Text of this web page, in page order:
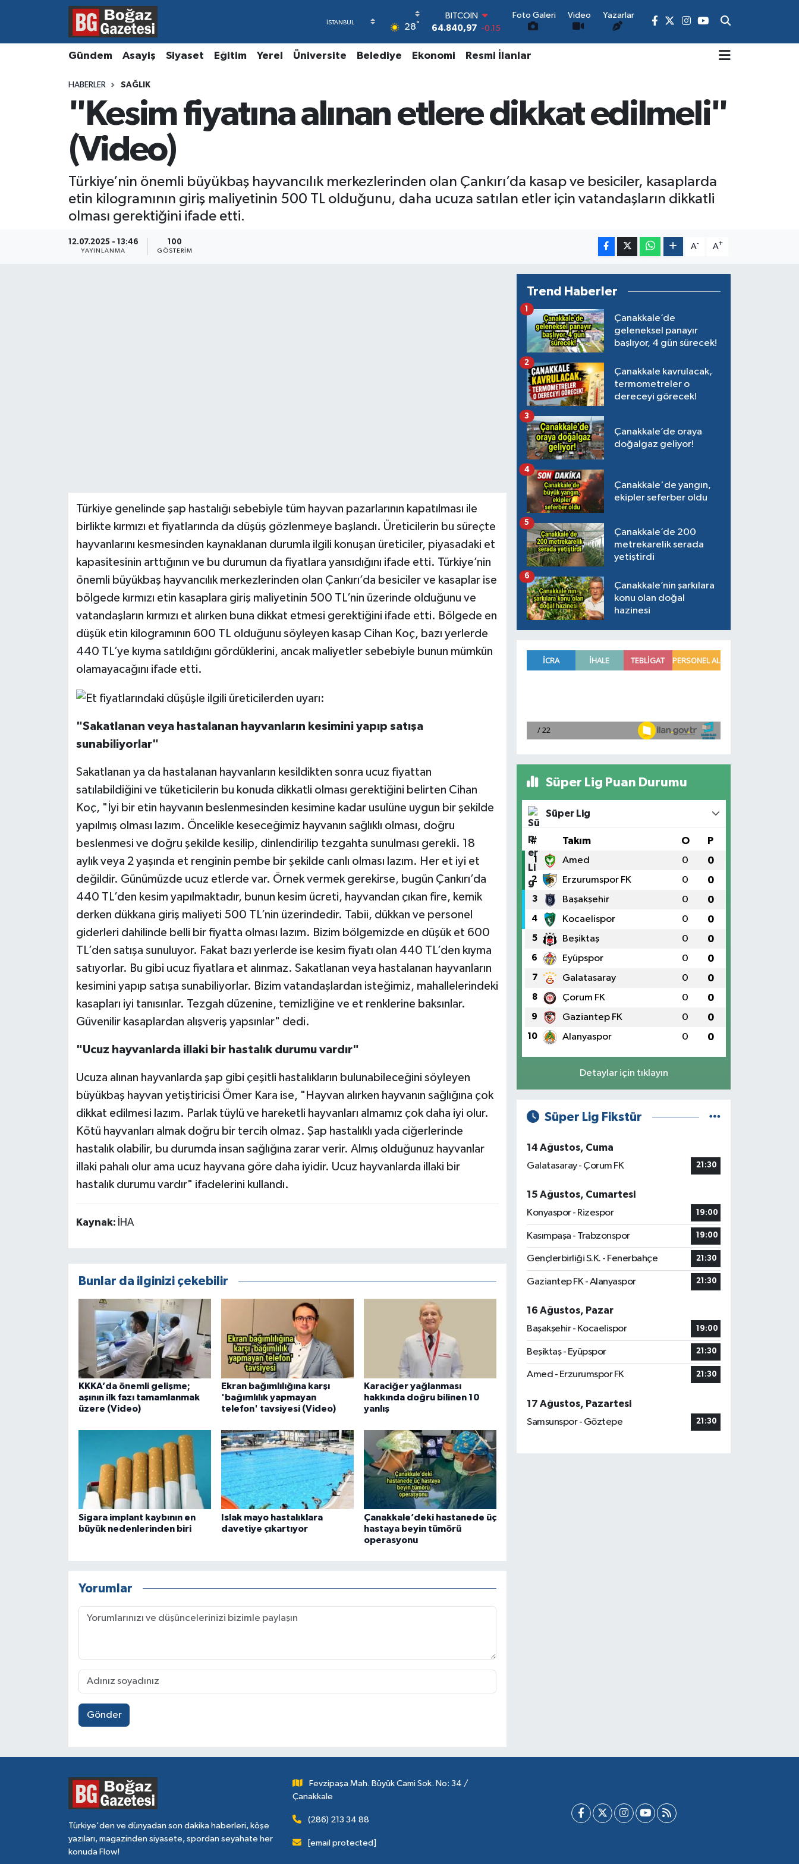
28°
BITCOIN
64.840,97 -0.15
47,7436 0.18
GRAM ALTIN
6660.55
Foto Galeri Video Yazarlar
Gündem Asayiş Siyaset Eğitim Yerel Üniversite Belediye Ekonomi Resmi İlanlar
HABERLER SAĞLIK
"Kesim fiyatına alınan etlere dikkat edilmeli"
(Video)
Türkiye’nin önemli büyükbaş hayvancılık merkezlerinden olan Çankırı’da kasap ve besiciler, kasaplarda
etin kilogramının giriş maliyetinin 500 TL olduğunu, daha ucuza satılan etler için vatandaşların dikkatli
olması gerektiğini ifade etti.
12.07.2025 - 13:46
YAYINLANMA
100
GÖSTERIM
A- A+
Türkiye genelinde şap hastalığı sebebiyle tüm hayvan pazarlarının kapatılması ile
birlikte kırmızı et fiyatlarında da düşüş gözlenmeye başlandı. Üreticilerin bu süreçte
hayvanlarını kesmesinden kaynaklanan durumla ilgili konuşan üreticiler, piyasadaki et
kapasitesinin arttığının ve bu durumun da fiyatlara yansıdığını ifade etti. Türkiye’nin
önemli büyükbaş hayvancılık merkezlerinden olan Çankırı’da besiciler ve kasaplar ise
bölgede kırmızı etin kasaplara giriş maliyetinin 500 TL’nin üzerinde olduğunu ve
vatandaşların kırmızı et alırken buna dikkat etmesi gerektiğini ifade etti. Bölgede en
düşük etin kilogramının 600 TL olduğunu söyleyen kasap Cihan Koç, bazı yerlerde
440 TL’ye kıyma satıldığını gördüklerini, ancak maliyetler sebebiyle bunun mümkün
olamayacağını ifade etti.
"Sakatlanan veya hastalanan hayvanların kesimini yapıp satışa
sunabiliyorlar"
Sakatlanan ya da hastalanan hayvanların kesildikten sonra ucuz fiyattan
satılabildiğini ve tüketicilerin bu konuda dikkatli olması gerektiğini belirten Cihan
Koç, "İyi bir etin hayvanın beslenmesinden kesimine kadar usulüne uygun bir şekilde
yapılmış olması lazım. Öncelikle keseceğimiz hayvanın sağlıklı olması, doğru
beslenmesi ve doğru şekilde kesilip, dinlendirilip tezgahta sunulması gerekli. 18
aylık veya 2 yaşında et renginin pembe bir şekilde canlı olması lazım. Her et iyi et
değildir. Günümüzde ucuz etlerde var. Örnek vermek gerekirse, bugün Çankırı’da
440 TL’den kesim yapılmaktadır, bunun kesim ücreti, hayvandan çıkan fire, kemik
derken dükkana giriş maliyeti 500 TL’nin üzerindedir. Tabii, dükkan ve personel
giderleri dahilinde belli bir fiyatta olması lazım. Bizim bölgemizde en düşük et 600
TL’den satışa sunuluyor. Fakat bazı yerlerde ise kesim fiyatı olan 440 TL’den kıyma
satıyorlar. Bu gibi ucuz fiyatlara et alınmaz. Sakatlanan veya hastalanan hayvanların
kesimini yapıp satışa sunabiliyorlar. Bizim vatandaşlardan isteğimiz, mahallelerindeki
kasapları iyi tanısınlar. Tezgah düzenine, temizliğine ve et renklerine baksınlar.
Güvenilir kasaplardan alışveriş yapsınlar" dedi.
"Ucuz hayvanlarda illaki bir hastalık durumu vardır"
Ucuza alınan hayvanlarda şap gibi çeşitli hastalıkların bulunabileceğini söyleyen
büyükbaş hayvan yetiştiricisi Ömer Kara ise, "Hayvan alırken hayvanın sağlığına çok
dikkat edilmesi lazım. Parlak tüylü ve hareketli hayvanları almamız çok daha iyi olur.
Kötü hayvanları almak doğru bir tercih olmaz. Şap hastalıklı yada ciğerlerinde
hastalık olabilir, bu durumda insan sağlığına zarar verir. Almış olduğunuz hayvanlar
illaki pahalı olur ama ucuz hayvana göre daha iyidir. Ucuz hayvanlarda illaki bir
hastalık durumu vardır" ifadelerini kullandı.
Kaynak: İHA
Bunlar da ilginizi çekebilir
KKKA’da önemli gelişme;
aşının ilk fazı tamamlanmak
üzere (Video)
Ekran bağımlılığına karşı
'bağımlılık yapmayan
telefon' tavsiyesi (Video)
Karaciğer yağlanması
hakkında doğru bilinen 10
yanlış
Sigara implant kaybının en
büyük nedenlerinden biri
Islak mayo hastalıklara
davetiye çıkartıyor
Çanakkale’deki hastanede üç
hastaya beyin tümörü
operasyonu
Yorumlar
Gönder
Trend Haberler
Çanakkale’de
geleneksel panayır
başlıyor, 4 gün sürecek!
1
Çanakkale kavrulacak,
termometreler o
dereceyi görecek!
2
Çanakkale’de oraya
doğalgaz geliyor!
3
Çanakkale'de yangın,
ekipler seferber oldu
4
Çanakkale’de 200
metrekarelik serada
yetiştirdi
5
Çanakkale’nin şarkılara
konu olan doğal
hazinesi
6
Süper Lig Puan Durumu
Süper Lig
# Takım O P
1 Amed 0 0
2 Erzurumspor FK 0 0
3 Başakşehir 0 0
4 Kocaelispor 0 0
5 Beşiktaş 0 0
6 Eyüpspor 0 0
7 Galatasaray 0 0
8 Çorum FK 0 0
9 Gaziantep FK 0 0
10 Alanyaspor 0 0
Detaylar için tıklayın
Süper Lig Fikstür
14 Ağustos, Cuma
Galatasaray - Çorum FK
21:30
15 Ağustos, Cumartesi
Konyaspor - Rizespor
19:00
Kasımpaşa - Trabzonspor 19:00
Gençlerbirliği S.K. - Fenerbahçe 21:30
Gaziantep FK - Alanyaspor 21:30
16 Ağustos, Pazar
Başakşehir - Kocaelispor
19:00
Beşiktaş - Eyüpspor 21:30
Amed - Erzurumspor FK 21:30
17 Ağustos, Pazartesi
Samsunspor - Göztepe
21:30
Türkiye'den ve dünyadan son dakika haberleri, köşe
yazıları, magazinden siyasete, spordan seyahate her
konuda Flow!
Fevzipaşa Mah. Büyük Cami Sok. No: 34 /
Çanakkale
(286) 213 34 88
[email protected]
Asayiş
Gündem
Kültür ve Sanat
Magazin
Hava Durumu
Süper Lig Puan Durumu ve Fikstür
Tüm Manşetler
Son Dakika Haberleri
Haber Arşivi